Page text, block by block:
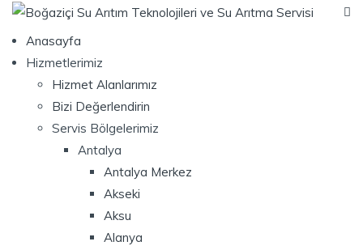
Anasayfa
Hizmetlerimiz
Hizmet Alanlarımız
Bizi Değerlendirin
Servis Bölgelerimiz
Antalya
Antalya Merkez
Akseki
Aksu
Alanya